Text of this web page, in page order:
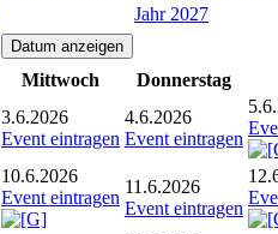
Jahr 2027
Mittwoch
Donnerstag
3.6.2026
Event eintragen
4.6.2026
Event eintragen
10.6.2026
Event eintragen
11.6.2026
Event eintragen